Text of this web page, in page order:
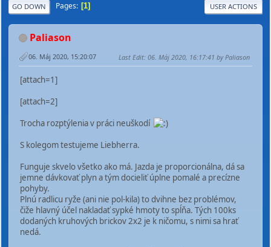
GO DOWN Pages 1 USER ACTIONS
Paliason
06. Máj 2020, 15:20:07 Last Edit: 06. Máj 2020, 16:17:41 by Paliason
[attach=1]
[attach=2]
Trocha rozptýlenia v práci neuškodí
S kolegom testujeme Liebherra.
Funguje skvelo všetko ako má. Jazda je proporcionálna, dá sa
jemne dávkovať plyn a tým docieliť úplne pomalé a precízne
pohyby.
Plnú radlicu ryže (ani nie pol-kila) to dvihne bez problémov,
čiže hlavný účel nakladať sypké hmoty to spĺňa. Tých 100ks
dodaných kruhových brickov 2x2 je k ničomu, s nimi sa hrať
nedá.